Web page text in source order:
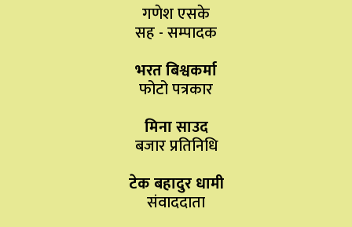
गणेश एसके
सह - सम्पादक
भरत बिश्वकर्मा
फोटो पत्रकार
मिना साउद
बजार प्रतिनिधि
टेक बहादुर धामी
संवाददाता